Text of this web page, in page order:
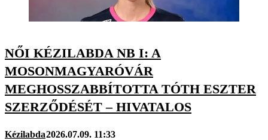
NŐI KÉZILABDA NB I: A
MOSONMAGYARÓVÁR
MEGHOSSZABBÍTOTTA TÓTH ESZTER
SZERZŐDÉSÉT – HIVATALOS
Kézilabda2026.07.09. 11:33